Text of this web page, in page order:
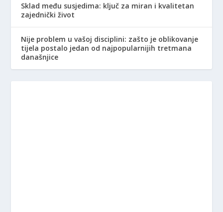
Sklad među susjedima: ključ za miran i kvalitetan
zajednički život
Nije problem u vašoj disciplini: zašto je oblikovanje
tijela postalo jedan od najpopularnijih tretmana
današnjice